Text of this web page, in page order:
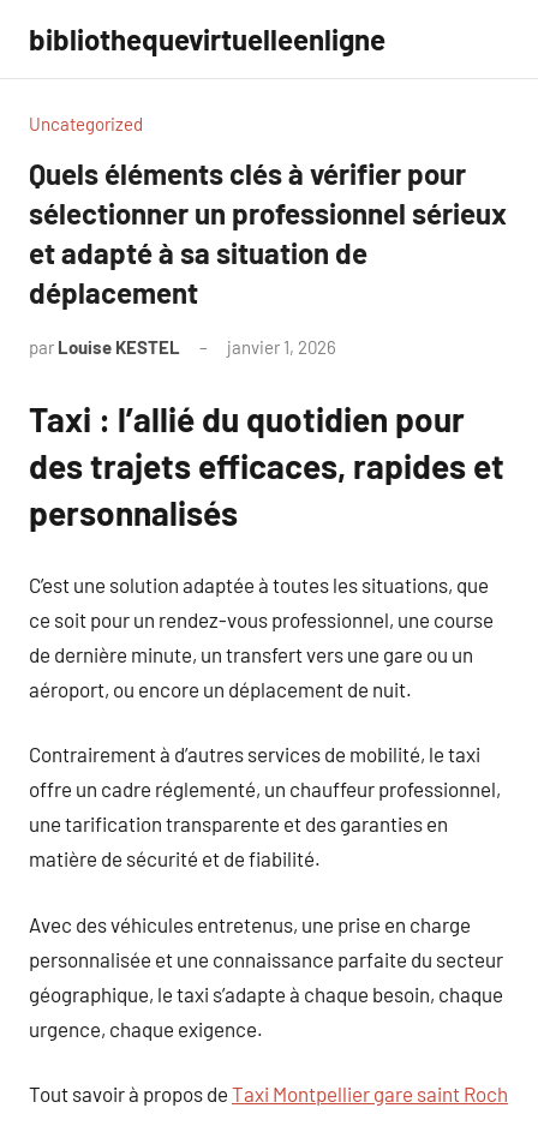
contenu
bibliothequevirtuelleenligne
Uncategorized
Quels éléments clés à vérifier pour
sélectionner un professionnel sérieux
et adapté à sa situation de
déplacement
par Louise KESTEL janvier 1, 2026
Taxi : l’allié du quotidien pour
des trajets efficaces, rapides et
personnalisés
C’est une solution adaptée à toutes les situations, que
ce soit pour un rendez-vous professionnel, une course
de dernière minute, un transfert vers une gare ou un
aéroport, ou encore un déplacement de nuit.
Contrairement à d’autres services de mobilité, le taxi
offre un cadre réglementé, un chauffeur professionnel,
une tarification transparente et des garanties en
matière de sécurité et de fiabilité.
Avec des véhicules entretenus, une prise en charge
personnalisée et une connaissance parfaite du secteur
géographique, le taxi s’adapte à chaque besoin, chaque
urgence, chaque exigence.
Tout savoir à propos de Taxi Montpellier gare saint Roch